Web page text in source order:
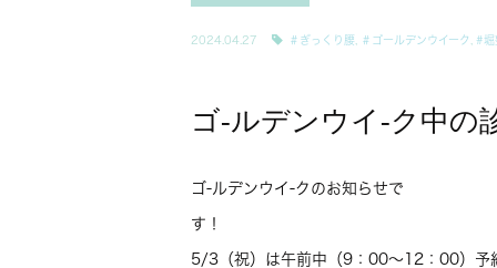
2024.04.27 ＃ぎっくり腰 ＃ゴールデンウイーク #堀
ゴ-ルデンウイ-ク中の
ゴ-ルデンウイ-クのお知らせで
す！ 4/
5/3（祝）は午前中（9：00〜